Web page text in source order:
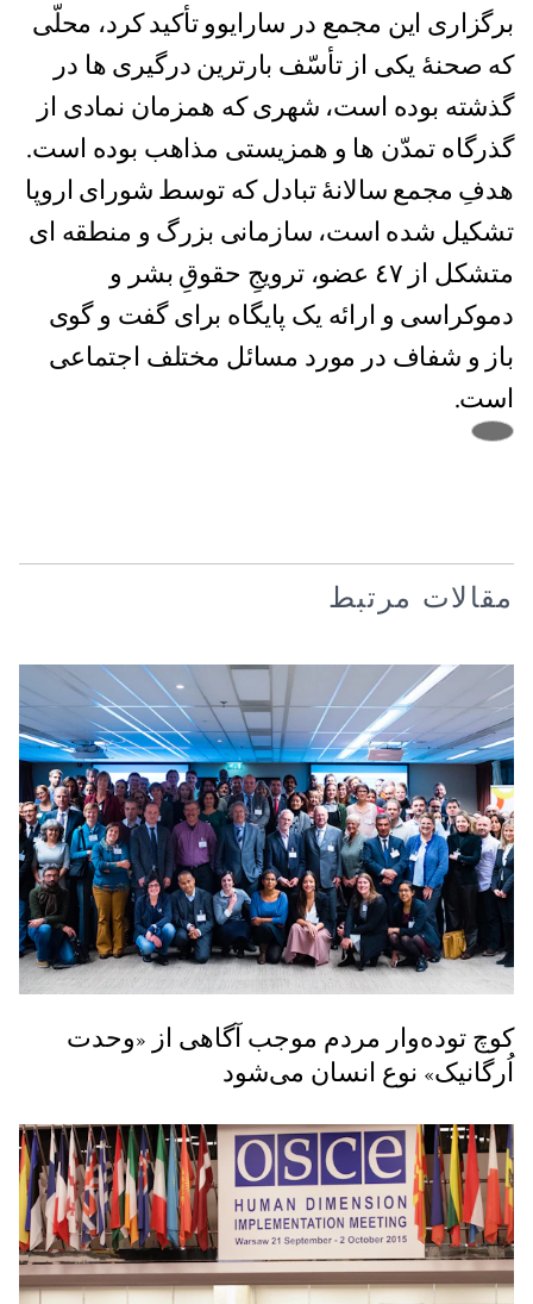
برگزاری این مجمع در سارایوو تأکید کرد، محلّی
که صحنۀ یکی از تأسّف بارترین درگیری ها در
گذشته بوده است، شهری که همزمان نمادی از
گذرگاه تمدّن ها و همزیستی مذاهب بوده است.
هدفِ مجمع سالانۀ تبادل که توسط شورای اروپا
تشکیل شده است، سازمانی بزرگ و منطقه ای
متشکل از ٤٧ عضو، ترویجِ حقوقِ بشر و
دموکراسی و ارائه یک پایگاه برای گفت و گوی
باز و شفاف در مورد مسائل مختلف اجتماعی
است.
مقالات مرتبط
کوچ توده‌وار مردم موجب آگاهی از «وحدت
اُرگانیک» نوع انسان می‌شود